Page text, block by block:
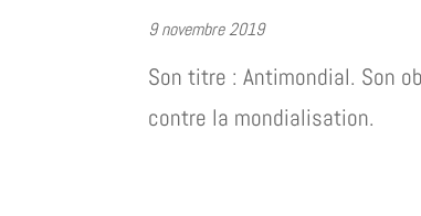
9 novembre 2019
Son titre : Antimondial. Son
contre la mondialisation.